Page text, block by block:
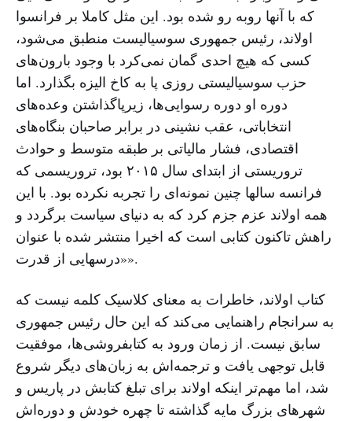
که با آنها روبه رو شده بود. این مثل کاملا بر فرانسوا
اولاند، رئیس جمهوری سوسیالیست منطبق می‌شود،
کسی که هیچ احدی گمان نمی‌کرد با وجود بارون‌های
حزب سوسیالیستی روزی پا به کاخ الیزه بگذارد. اما
دوره او دوره رسوایی‌ها، زیرپاگذاشتن وعده‌های
انتخاباتی، عقب نشینی در برابر صاحبان بنگاه‌های
اقتصادی، فشار مالیاتی بر طبقه متوسط و حوادث
تروریستی از ابتدای سال ۲۰۱۵ بود، تروریسمی که
فرانسه سالها چنین نمونه‌ای را تجربه نکرده بود. با این
همه اولاند عزم جزم کرد که به دنیای سیاست برگردد و
راهش تاکنون کتابی است که اخیرا منتشر شده با عنوان
«درسهایی از قدرت».
کتاب اولاند، خاطرات به معنای کلاسیک کلمه نیست که
به سرانجام راهنمایی می‌کند که این حال رئیس جمهوری
سابق نیست. از زمان ورود به کتابفروشی‌ها، موفقیت
قابل توجهی یافت و ترجمه‌اش به زبان‌های دیگر شروع
شد، اما مهم‌تر اینکه اولاند برای تبلغ کتابش در پاریس و
شهرهای بزرگ مایه گذاشته تا چهره‌ خودش و دوره‌اش